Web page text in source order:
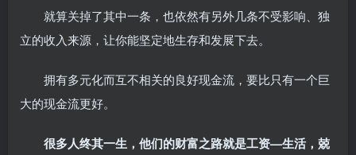
就算关掉了其中一条，也依然有另外几条不受影响、独
立的收入来源，让你能坚定地生存和发展下去。
拥有多元化而互不相关的良好现金流，要比只有一个巨
大的现金流更好。
很多人终其一生，他们的财富之路就是工资—生活，兢